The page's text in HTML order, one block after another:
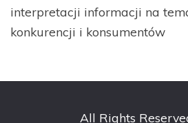
interpretacji informacji na
konkurencji i konsumentów
All Rights